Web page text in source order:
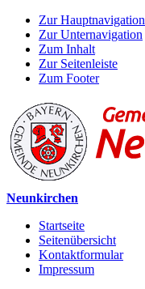
Zur Hauptnavigation
Zur Unternavigation
Zum Inhalt
Zur Seitenleiste
Zum Footer
Neunkirchen
Startseite
Seitenübersicht
Kontaktformular
Impressum